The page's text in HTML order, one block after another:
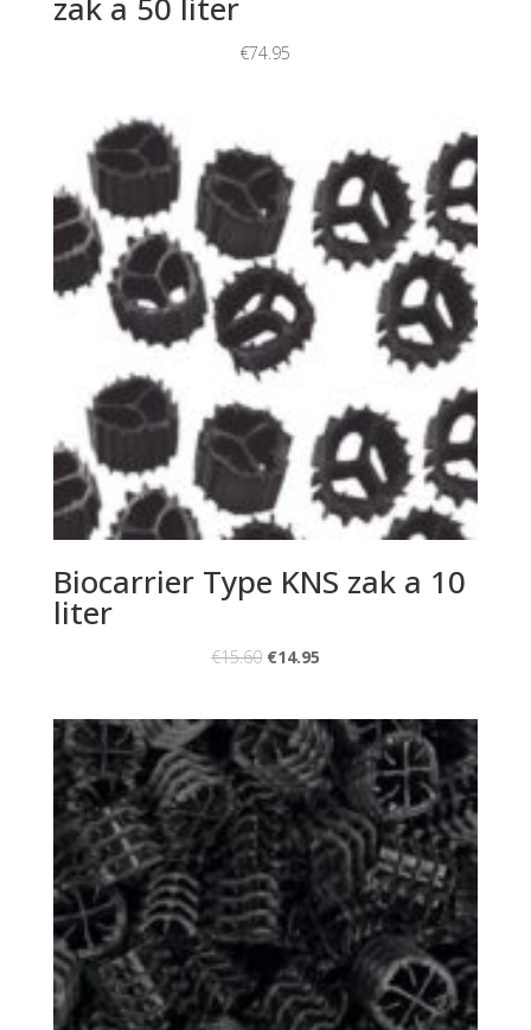
€74.95
Biocarrier Type KNS zak a 10
liter
€15.60 €14.95